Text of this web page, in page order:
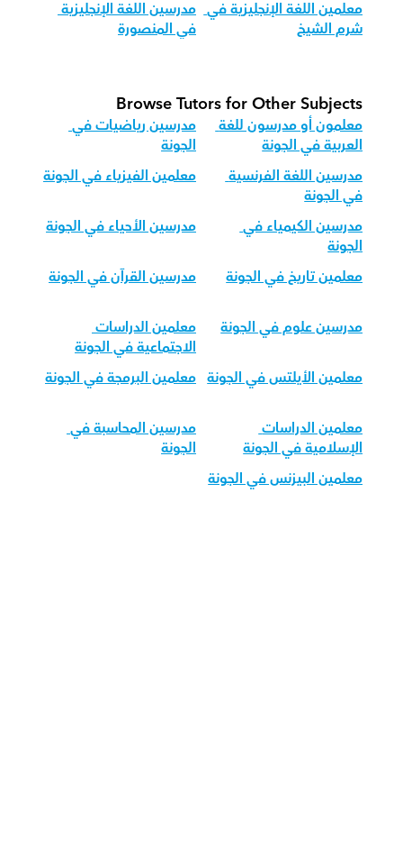
معلمين اللغة الإنجليزية في
شرم الشيخ
مدرسين اللغة الإنجليزية
في المنصورة
Browse Tutors for Other Subjects
معلمون أو مدرسون للغة
العربية في الجونة
مدرسين رياضيات في
الجونة
مدرسين اللغة الفرنسية
في الجونة
معلمين الفيزياء في الجونة
مدرسين الكيمياء في
الجونة
مدرسين الأحياء في الجونة
معلمين تاريخ في الجونة
مدرسين القرآن في الجونة
مدرسين علوم في الجونة
معلمين الدراسات
الاجتماعية في الجونة
معلمين الأيلتس في الجونة معلمين البرمجة في الجونة
معلمين الدراسات
الإسلامية في الجونة
مدرسين المحاسبة في
الجونة
معلمين البيزنس في الجونة